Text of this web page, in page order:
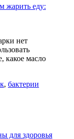
жарить еду:
нет
какое масло
, бактерии